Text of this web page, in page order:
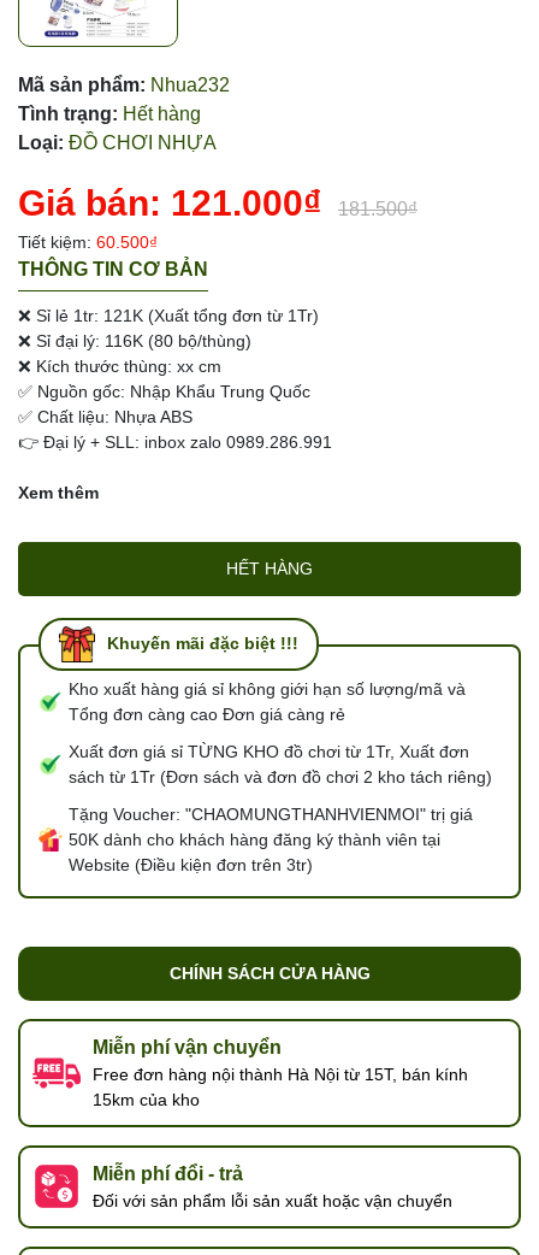
Mã sản phẩm: Nhua232
Tình trạng: Hết hàng
Loại: ĐỒ CHƠI NHỰA
Giá bán: 121.000₫ 181.500₫
Tiết kiệm: 60.500₫
THÔNG TIN CƠ BẢN
❌ Sỉ lẻ 1tr: 121K (Xuất tổng đơn từ 1Tr)
❌ Sỉ đại lý: 116K (80 bộ/thùng)
❌ Kích thước thùng: xx cm
✅ Nguồn gốc: Nhập Khẩu Trung Quốc
✅ Chất liệu: Nhựa ABS
👉 Đại lý + SLL: inbox zalo 0989.286.991
Xem thêm
HẾT HÀNG
Khuyến mãi đặc biệt !!!
Kho xuất hàng giá sỉ không giới hạn số lượng/mã và
Tổng đơn càng cao Đơn giá càng rẻ
Xuất đơn giá sỉ TỪNG KHO đồ chơi từ 1Tr, Xuất đơn
sách từ 1Tr (Đơn sách và đơn đồ chơi 2 kho tách riêng)
Tặng Voucher: "CHAOMUNGTHANHVIENMOI" trị giá
50K dành cho khách hàng đăng ký thành viên tại
Website (Điều kiện đơn trên 3tr)
CHÍNH SÁCH CỬA HÀNG
Miễn phí vận chuyển
Free đơn hàng nội thành Hà Nội từ 15T, bán kính
15km của kho
Miễn phí đổi - trả
Đối với sản phẩm lỗi sản xuất hoặc vận chuyển